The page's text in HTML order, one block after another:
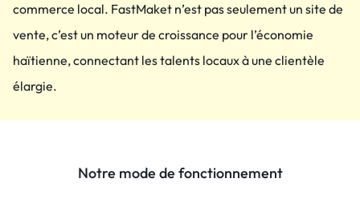
commerce local. FastMaket n’est pas seulement un site de
vente, c’est un moteur de croissance pour l’économie
haïtienne, connectant les talents locaux à une clientèle
élargie.
Notre mode de fonctionnement